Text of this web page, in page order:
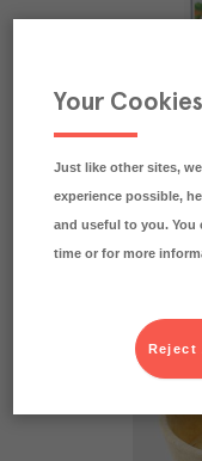
Krustader Filodeg
Your Cookies
Just like other sites,
experience possible,
and useful to you. You
time or for more
Reject